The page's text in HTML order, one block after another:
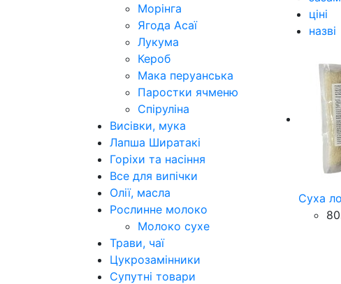
Морінга
Ягода Асаї
Лукума
Кероб
Мака перуанська
Паростки ячменю
Спіруліна
Висівки, мука
Лапша Ширатакі
Горіхи та насіння
Все для випічки
Олії, масла
Рослинне молоко
Молоко сухе
Трави, чаї
Цукрозамінники
Супутні товари
ціні
назві
Суха